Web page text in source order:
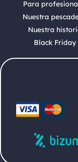
Para
Nuestra
Nuestra
Black Friday